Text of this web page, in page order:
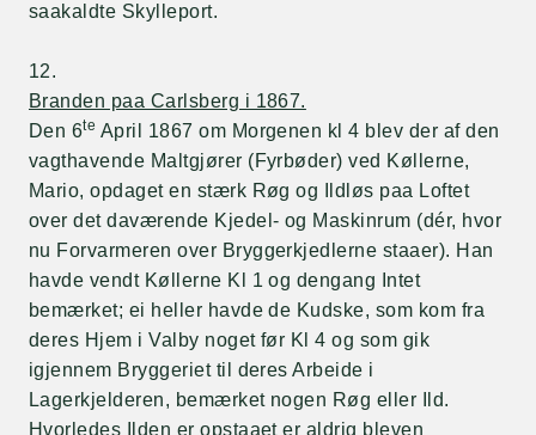
saakaldte Skylleport.
12.
Branden paa Carlsberg i 1867.
Den 6te April 1867 om Morgenen kl 4 blev der af den
vagthavende Maltgjører (Fyrbøder) ved Køllerne,
Mario, opdaget en stærk Røg og Ildløs paa Loftet
over det daværende Kjedel- og Maskinrum (dér, hvor
nu Forvarmeren over Bryggerkjedlerne staaer). Han
havde vendt Køllerne Kl 1 og dengang Intet
bemærket; ei heller havde de Kudske, som kom fra
deres Hjem i Valby noget før Kl 4 og som gik
igjennem Bryggeriet til deres Arbeide i
Lagerkjelderen, bemærket nogen Røg eller Ild.
Hvorledes Ilden er opstaaet er aldrig bleven